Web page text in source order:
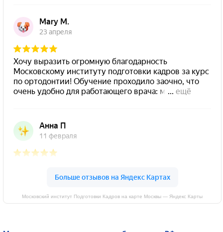
Московский институт Подготовки Кадров на карте Москвы — Яндекс Карты